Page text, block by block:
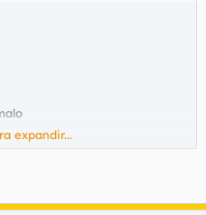
de la gran puta.
expandir...